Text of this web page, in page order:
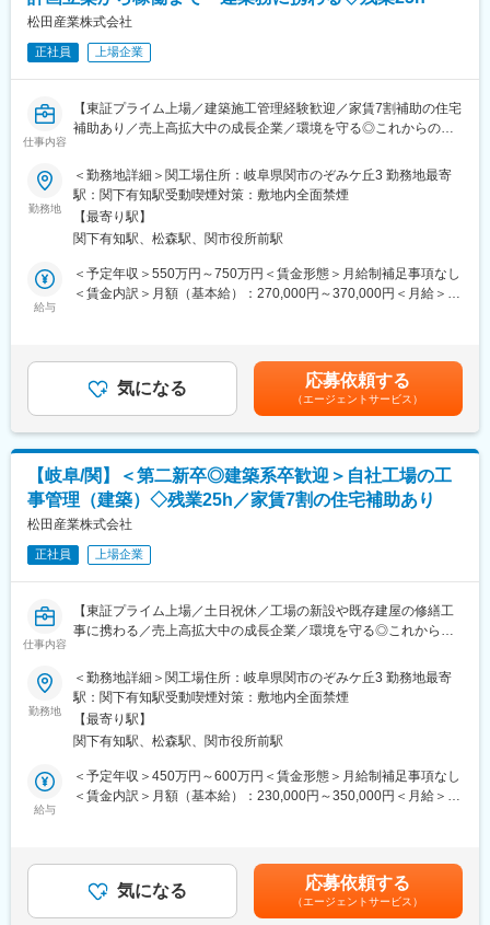
40年以上展開するパイオニア企業です。廃プラスチックの「回
収・分別・粉砕・再生原料化・コンパウンド・成形」までの一貫
体制を確立し、独自技術で資源循環設計を推進しています。
また、和気藹々とした雰囲気があり明るい社員が多く、20～30代
ます。
【スタンダード上場／売り上げ200億円を超える優良メーカー】
同社は、1956年に創立され、スタンダード上場している自動車内
トランクルーム、フロアマット、ルーフなどの内装部品を自動車
メーカーに納入しており、業界トップクラスのシェアを誇りま
す。
また、自己資本比率は50％（40％を超えると安定企業といわれ
【良好な就業環境で就業※生産準備分野は平均20時間/月（2022年
そのため、平均勤続年数も18年以上（全国の平均勤続年数は12年
程度といわれる）と長期就業が可能な環境が整っています。
【社内一貫生産システムで顧客のあらゆるニーズに柔軟に対応が
可能】
プラスチック原料の配合から、シーティング、成形・加工、製品
仕上げに至るまで「一貫生産」を行っており、品質・コスト・意
匠設計といった顧客のあらゆるニーズに柔軟に対応することが可
能となっております。
松田産業株式会社
正社員 上場企業
仕事内容
【東証プライム上場／建築施工管理経験歓迎／家賃7割補助の住宅
補助あり／売上高拡大中の成長企業／環境を守る◎これからの社
■職務内容：
当社工場の修繕工事の工事管理をお任せします。建設工事は協力
会社に依頼となります。
＜具体的な業務内容＞
・工場の新設/設備導入
└新規工場の建設計画～仕様決定・見積もり取得・導入～稼働ま
└既存建屋設備の定期メンテナンスや改修、修繕、故障時の修理
・海外現地法人の工場施設（海外出張により定期監査あり）
└現地法人の建設工事・設備導入～試運転、定期メンテナンス
新規建築:既存建屋＝1:4
■働き方：
・残業時間：25h程度
※年に数回工事の際に休日出勤は発生しますがその際は振休を取得
頂きます。
■充実した福利厚生：
規定あり
・福利厚生サービスへ加入、保養所あり
■配属部署：
└約32名在籍（20～40代が中心）
※建築、機械、電気・計装の3チーム体制。建築、機械、電気・計
当社は1935年創業、企業理念にある「限りある地球資源の有効活
用」を事業の根幹とし、貴金属関連事業と食品関連事業を展開し
ています。松田産業グループ全体の売上高は順調に拡大、売上高
勤務地
＜勤務地詳細＞関工場住所：岐阜県関市のぞみケ丘3 勤務地最寄
駅：関下有知駅受動喫煙対策：敷地内全面禁煙
【最寄り駅】
関下有知駅、松森駅、関市役所前駅
給与
＜予定年収＞550万円～750万円＜賃金形態＞月給制補足事項なし
＜賃金内訳＞月額（基本給）：270,000円～370,000円＜月給＞
月、12月）賃金はあくまでも目安の金額であり、選考を通じて上
下する可能性があります。月給(月額)は固定手当を含めた表記で
気になる 応募依頼する
（エージェントサービス）
【岐阜/関】＜第二新卒◎建築系卒歓迎＞自社工場の工
事管理（建築）◇残業25h／家賃7割の住宅補助あり
松田産業株式会社
正社員 上場企業
仕事内容
【東証プライム上場／土日祝休／工場の新設や既存建屋の修繕工
事に携わる／売上高拡大中の成長企業／環境を守る◎これからの
■職務内容：
当社工場の修繕工事の工事管理をお任せします。建設工事は協力
会社に依頼となります。
＜具体的な業務内容＞
・工場の新設/設備導入
└新規工場の建設計画～仕様決定・見積もり取得・導入～稼働ま
└既存建屋設備の定期メンテナンスや改修、修繕、故障時の修理
・海外現地法人の工場施設（海外出張により定期監査あり）
└現地法人の建設工事・設備導入～試運転、定期メンテナンス
勤務地
＜勤務地詳細＞関工場住所：岐阜県関市のぞみケ丘3 勤務地最寄
駅：関下有知駅受動喫煙対策：敷地内全面禁煙
【最寄り駅】
関下有知駅、松森駅、関市役所前駅
給与
＜予定年収＞450万円～600万円＜賃金形態＞月給制補足事項なし
＜賃金内訳＞月額（基本給）：230,000円～350,000円＜月給＞
月、12月）賃金はあくまでも目安の金額であり、選考を通じて上
下する可能性があります。月給(月額)は固定手当を含めた表記で
気になる 応募依頼する
（エージェントサービス）